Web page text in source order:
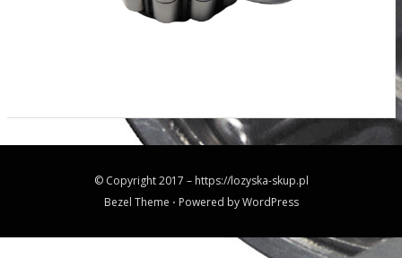
© Copyright 2017 – https://lozyska-skup.pl
Bezel Theme ⋅ Powered byWordPress